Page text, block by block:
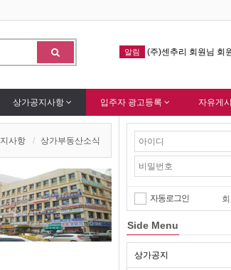
원님 회원가입 감사드립니다. - 알림 창원기계공구상가 홈페
상가공지사항 입주자 광고등록 자유게
사항 상가부동산소식
자동로그인
Side Menu
상가공지